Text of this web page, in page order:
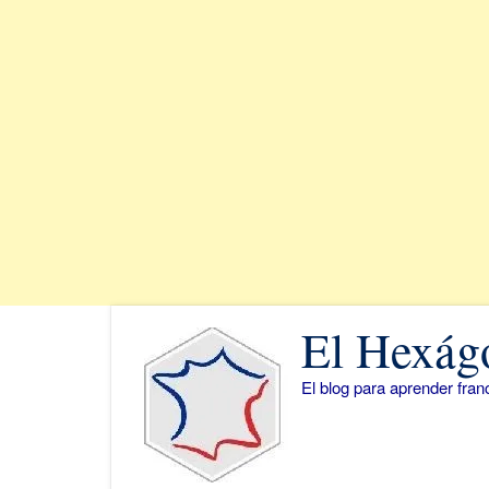
El
El blog para aprender